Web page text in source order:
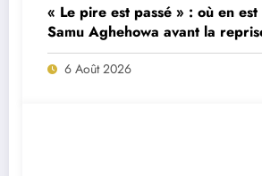
« Le pire est passé » : où en
Samu Aghehowa avant la
Porto ?
6 Août 2026